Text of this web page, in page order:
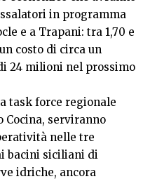
in programma
e a Trapani: tra 1,70 e
costo di circa un
24 milioni nel prossimo
task force regionale
Cocina, serviranno
nelle tre
bacini siciliani di
idriche, ancora